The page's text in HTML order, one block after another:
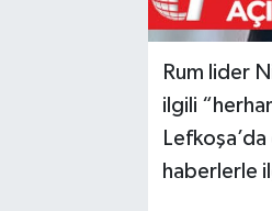
Rum lider
ilgili
haberlerle